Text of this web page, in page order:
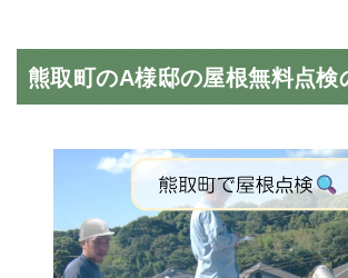
熊取町のA様邸の屋根無料点検